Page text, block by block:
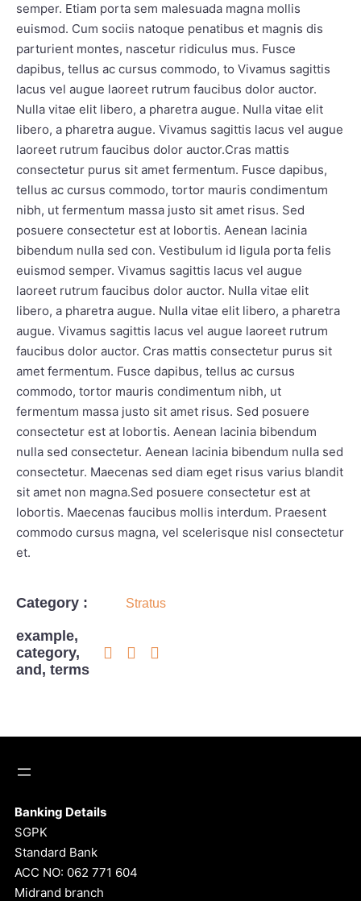
semper. Etiam porta sem malesuada magna mollis
euismod. Cum sociis natoque penatibus et magnis dis
parturient montes, nascetur ridiculus mus. Fusce
dapibus, tellus ac cursus commodo, to Vivamus sagittis
lacus vel augue laoreet rutrum faucibus dolor auctor.
Nulla vitae elit libero, a pharetra augue. Nulla vitae elit
libero, a pharetra augue. Vivamus sagittis lacus vel augue
laoreet rutrum faucibus dolor auctor.Cras mattis
consectetur purus sit amet fermentum. Fusce dapibus,
tellus ac cursus commodo, tortor mauris condimentum
nibh, ut fermentum massa justo sit amet risus. Sed
posuere consectetur est at lobortis. Aenean lacinia
bibendum nulla sed con. Vestibulum id ligula porta felis
euismod semper. Vivamus sagittis lacus vel augue
laoreet rutrum faucibus dolor auctor. Nulla vitae elit
libero, a pharetra augue. Nulla vitae elit libero, a pharetra
augue. Vivamus sagittis lacus vel augue laoreet rutrum
faucibus dolor auctor. Cras mattis consectetur purus sit
amet fermentum. Fusce dapibus, tellus ac cursus
commodo, tortor mauris condimentum nibh, ut
fermentum massa justo sit amet risus. Sed posuere
consectetur est at lobortis. Aenean lacinia bibendum
nulla sed consectetur. Aenean lacinia bibendum nulla sed
consectetur. Maecenas sed diam eget risus varius blandit
sit amet non magna.Sed posuere consectetur est at
lobortis. Maecenas faucibus mollis interdum. Praesent
commodo cursus magna, vel scelerisque nisl consectetur
et.
Category : Stratus
example,
category,
and, terms
Banking Details
SGPK
Standard Bank
ACC NO: 062 771 604
Midrand branch